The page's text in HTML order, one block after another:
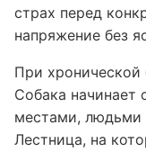
страх перед
напряжение без
При хронической
Собака начинает
местами, людьми
Лестница, на